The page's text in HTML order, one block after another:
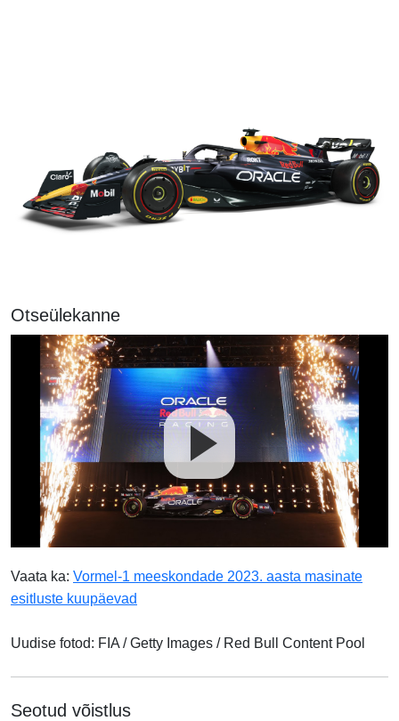
Otseülekanne
Vaata ka: Vormel-1 meeskondade 2023. aasta masinate
esitluste kuupäevad
Uudise fotod: FIA / Getty Images / Red Bull Content Pool
Seotud võistlus